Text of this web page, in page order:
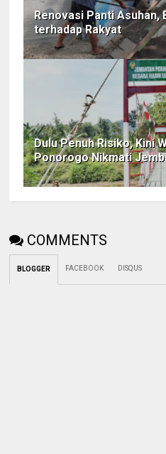
Renovasi Panti Asuhan,
terhadap Rakyat
Dulu Penuh Risiko, Kini
Ponorogo Nikmati
COMMENTS
BLOGGER FACEBOOK DISQUS